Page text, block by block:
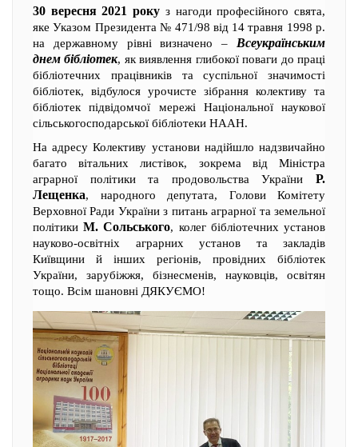
30 вересня 2021 року з нагоди професійного свята,
яке Указом Президента № 471/98 від 14 травня 1998 р.
на державному рівні визначено – Всеукраїнським
днем бібліотек, як виявлення глибокої поваги до праці
бібліотечних працівників та суспільної значимості
бібліотек, відбулося урочисте зібрання колективу та
бібліотек підвідомчої мережі Національної наукової
сільськогосподарської бібліотеки НААН.
На адресу Колективу установи надійшло надзвичайно
багато вітальних листівок, зокрема від Міністра
аграрної політики та продовольства України Р.
Лещенка, народного депутата, Голови Комітету
Верховної Ради України з питань аграрної та земельної
політикиМ. Сольського, колег бібліотечних установ
науково-освітніх аграрних установ та закладів
Київщини й інших регіонів, провідних бібліотек
України, зарубіжжя, бізнесменів, науковців, освітян
тощо. Всім шановні ДЯКУЄМО!